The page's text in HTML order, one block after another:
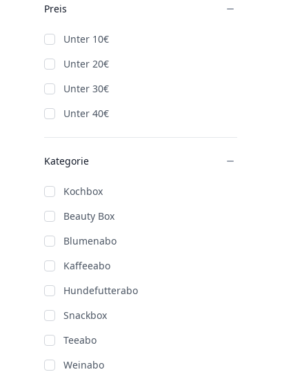
Preis
Unter 10€
Unter 20€
Unter 30€
Unter 40€
Kategorie
Kochbox
Beauty Box
Blumenabo
Kaffeeabo
Hundefutterabo
Snackbox
Teeabo
Weinabo